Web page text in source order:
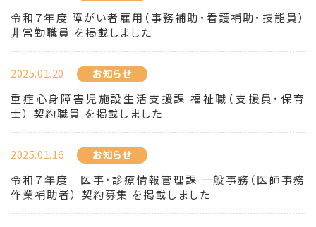
令和７年度 障がい者雇用（事務補助・看護補助・技能員）
非常勤職員 を掲載しました
2025.01.20 お知らせ
重症心身障害児施設生活支援課 福祉職（支援員・保育
士） 契約職員 を掲載しました
2025.01.16 お知らせ
令和７年度 医事・診療情報管理課 一般事務（医師事務
作業補助者） 契約募集 を掲載しました